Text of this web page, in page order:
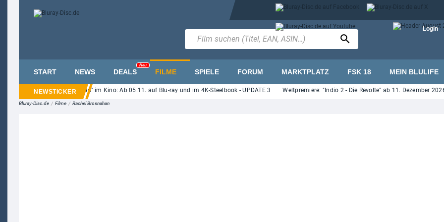
Login
START NEWS DEALS
Neu
FILME SPIELE FORUM MARKTPLATZ FSK 18 MEIN BLULIFE
Horror "Ice Cream Man" im Kino: Ab 05.11. auf Blu-ray und im 4K-Steelbook - UPDATE 3 Weltpremiere: "Indio 2 - Die Revolte" ab 11. Dezember 2026 auf
Bluray-Disc.de / Filme / Rachel Brosnahan